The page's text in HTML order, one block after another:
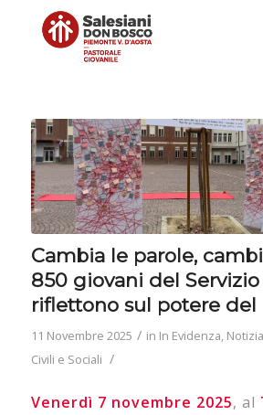
Cambia le parole,
850 giovani del
riflettono sul potere
11 Novembre 2025 / in In Evidenza,
Civili e Sociali /
Venerdì 7 novembre 2025, al